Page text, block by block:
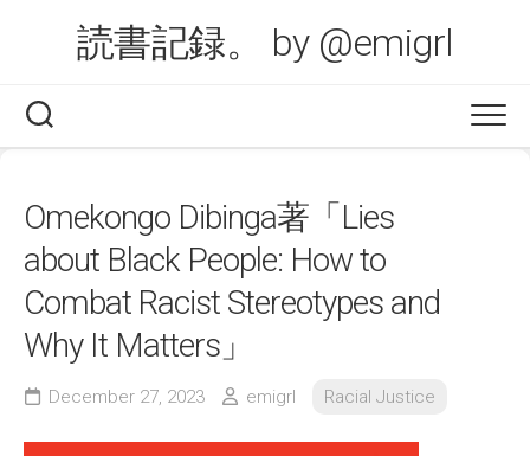
読書記録。 by @emigrl
Omekongo Dibinga著「Lies
about Black People: How to
Combat Racist Stereotypes and
Why It Matters」
December 27, 2023 emigrl Racial Justice